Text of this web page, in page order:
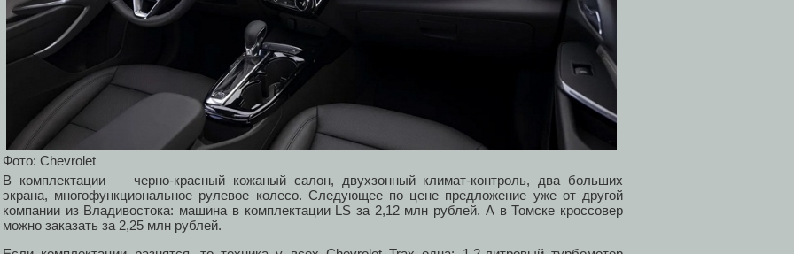
Фото: Chevrolet
В комплектации — черно-красный кожаный салон, двухзонный климат-контроль, два больших
экрана, многофункциональное рулевое колесо. Следующее по цене предложение уже от другой
компании из Владивостока: машина в комплектации LS за 2,12 млн рублей. А в Томске кроссовер
можно заказать за 2,25 млн рублей.